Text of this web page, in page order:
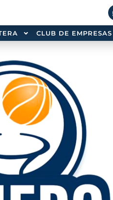
CLUB DE EMPRESAS